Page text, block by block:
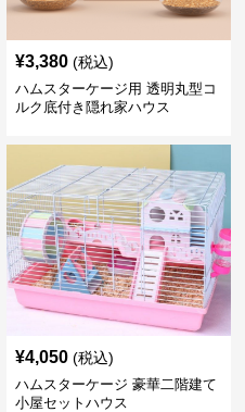
¥3,380 (税込)
ハムスターケージ用 透明丸型コ
ルク底付き隠れ家ハウス
¥4,050 (税込)
ハムスターケージ 豪華二階建て
小屋セットハウス